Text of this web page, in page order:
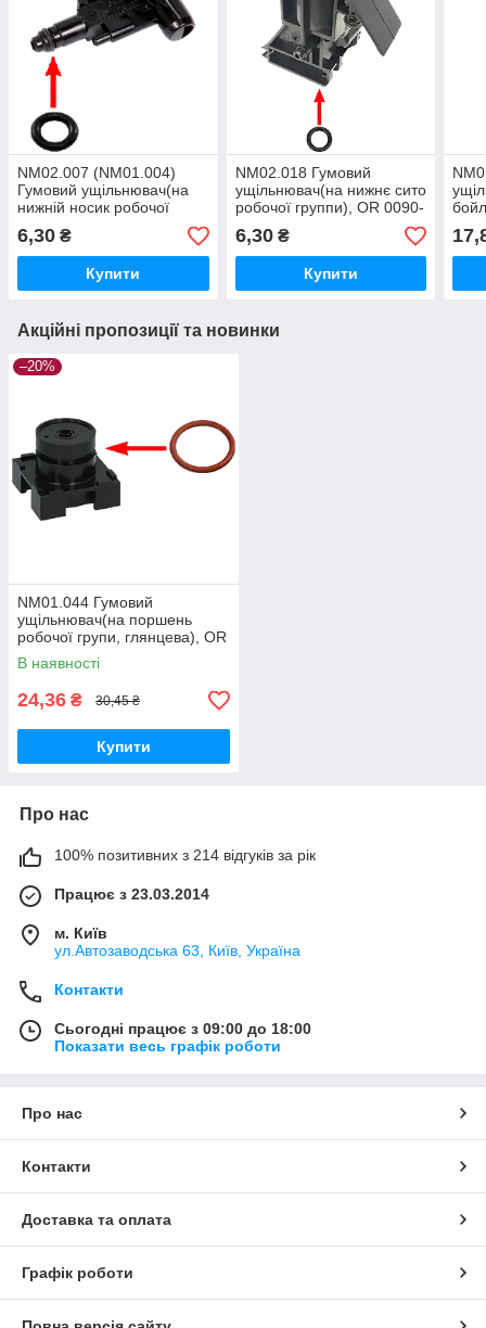
NM02.007 (NM01.004)
Гумовий ущільнювач(на
нижній носик робочої
групи, чорні), OR 2025
6,30 ₴
Купити
NM02.018 Гумовий
ущільнювач(на нижнє сито
робочої группи), OR 0090-
25
6,30₴
Купити
20
Акційні пропозиції та новинки
–20%
NM01.044 Гумовий
ущільнювач(на поршень
робочої групи, глянцева), OR
0320-40
В наявності
24,36 ₴ 30,45 ₴
Купити
Про нас
100% позитивних з 214 відгуків за рік
Працює з 23.03.2014
м. Київ
ул.Автозаводська 63, Київ, Україна
Контакти
Сьогодні працює з 09:00 до 18:00
Показати весь графік роботи
Про нас
Контакти
Доставка та оплата
Графік роботи